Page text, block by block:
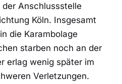
Anschlussstelle
Köln. Insgesamt
die Karambolage
starben noch an der
erlag wenig später im
Verletzungen.